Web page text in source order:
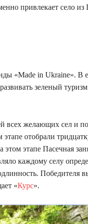
привлекает село из
«Made in Ukraine». В
зеленый
всех желающих сел и
этапе отобрали
этапе Пасечная
каждому селу
Победителя
«Курс».